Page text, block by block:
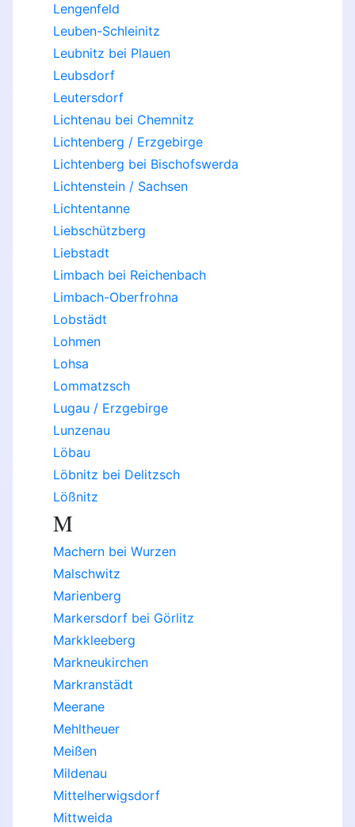
Lengenfeld
Leuben-Schleinitz
Leubnitz bei Plauen
Leubsdorf
Leutersdorf
Lichtenau bei Chemnitz
Lichtenberg / Erzgebirge
Lichtenberg bei Bischofswerda
Lichtenstein / Sachsen
Lichtentanne
Liebschützberg
Liebstadt
Limbach bei Reichenbach
Limbach-Oberfrohna
Lobstädt
Lohmen
Lohsa
Lommatzsch
Lugau / Erzgebirge
Lunzenau
Löbau
Löbnitz bei Delitzsch
Lößnitz
M
Machern bei Wurzen
Malschwitz
Marienberg
Markersdorf bei Görlitz
Markkleeberg
Markneukirchen
Markranstädt
Meerane
Mehltheuer
Meißen
Mildenau
Mittelherwigsdorf
Mittweida